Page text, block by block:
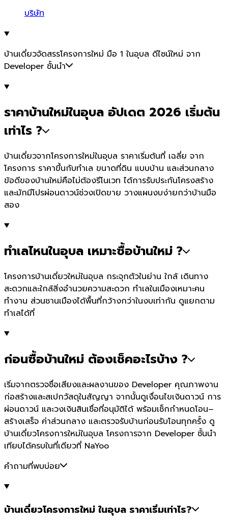
บริษัท
บ้านเดี่ยวจัดสรรโครงการใหม่ มือ 1 ในอุบล ดีไซน์ใหม่ จาก
Developer ชั้นนำ
ราคาบ้านใหม่ในอุบล อัปเดต 2026 เริ่มต้น
เท่าไร ?
บ้านเดี่ยวจากโครงการใหม่ในอุบล ราคาเริ่มต้นที่ เฉลี่ย จาก
โครงการ ราคาขึ้นกับทำเล ขนาดที่ดิน แบบบ้าน และส่วนกลาง
ข้อดีของบ้านใหม่คือไม่ต้องรีโนเวท ได้การรับประกันโครงสร้าง
และมักมีโปรผ่อนดาวน์ช่วงเปิดขาย วางแผนงบง่ายกว่าบ้านมือ
สอง
ทำเลไหนในอุบล เหมาะซื้อบ้านใหม่ ?
โครงการบ้านเดี่ยวใหม่ในอุบล กระจุกตัวในย่าน ใกล้ เดินทาง
สะดวกและใกล้สิ่งอำนวยความสะดวก ทำเลในเมืองเหมาะคน
ทำงาน ส่วนชานเมืองได้พื้นที่กว้างกว่าในงบเท่ากัน ดูแยกตาม
ทำเลได้ที่
ก่อนซื้อบ้านใหม่ ต้องเช็คอะไรบ้าง ?
เริ่มจากตรวจชื่อเสียงและผลงานของ Developer คุณภาพงาน
ก่อสร้างและสเปกวัสดุในสัญญา จากนั้นดูเงื่อนไขเงินดาวน์ การ
ผ่อนดาวน์ และวงเงินสินเชื่อที่อนุมัติได้ พร้อมเช็กกำหนดโอน–
สร้างเสร็จ ค่าส่วนกลาง และตรวจรับบ้านก่อนรับโอนทุกครั้ง ดู
บ้านเดี่ยวโครงการใหม่ในอุบล โครงการจาก Developer ชั้นนำ
เทียบได้ครบในที่เดียวที่ NaYoo
คำถามที่พบบ่อย
บ้านเดี่ยวโครงการใหม่ ในอุบล ราคาเริ่มเท่าไร?